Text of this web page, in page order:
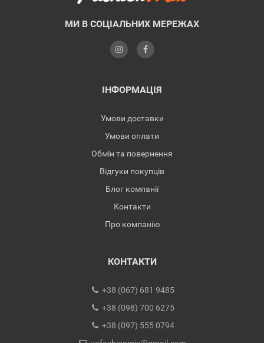
МИ В СОЦІАЛЬНИХ МЕРЕЖАХ
ІНФОРМАЦІЯ
Умови доставки
Умови оплати
Обмін та повернення
Відгуки покупців
Блог компанії
Контакти
Про компанію
КОНТАКТИ
+38 (067) 681 9485
+38 (098) 700 6275
+38 (097) 555 0794